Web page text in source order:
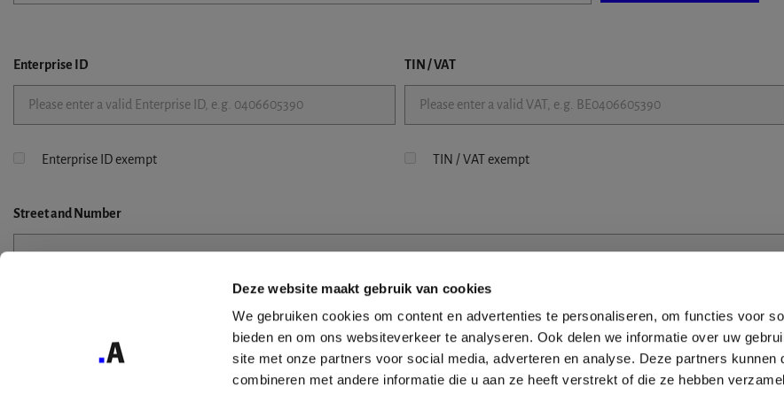
Deze website maakt gebruik van cookies
We gebruiken cookies om content en advertenties te personaliseren, om functies voor
bieden en om ons websiteverkeer te analyseren. Ook delen we informatie over uw
site met onze partners voor social media, adverteren en analyse. Deze partners kunnen
combineren met andere informatie die u aan ze heeft verstrekt of die ze hebben
Enterprise ID TIN / VAT
Enterprise ID exempt TIN / VAT exempt
Streetand Number